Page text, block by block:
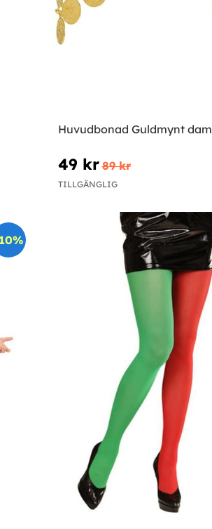
Huvudbonad Guldmynt dam
49 kr 89 kr
TILLGÄNGLIG